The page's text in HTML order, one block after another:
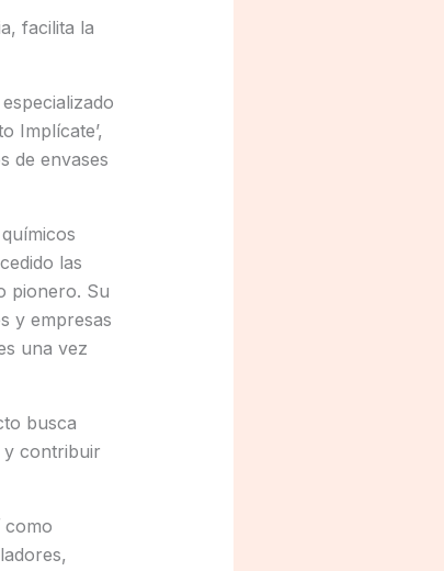
facilita la
Implícate’,
de envases
las
pionero. Su
y empresas
una vez
busca
y contribuir
como